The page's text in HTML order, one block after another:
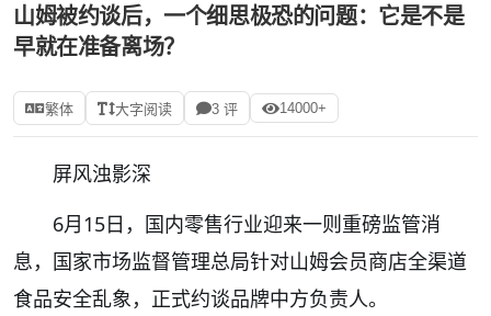
山姆被约谈后，一个细思极恐的问题：它是不是
早就在准备离场？
繁体 大字阅读 3 评 14000+
屏风浊影深
6月15日，国内零售行业迎来一则重磅监管消
息，国家市场监督管理总局针对山姆会员商店全渠道
食品安全乱象，正式约谈品牌中方负责人。